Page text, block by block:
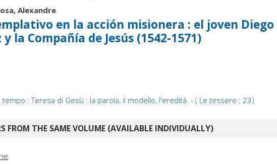
Alexandre
en la acción misionera : el joven Diego
la Compañía de Jesús (1542-1571)
: Teresa di Gesù : la parola, il modello, l'eredità. - ( Le tessere ; 23)
FROM THE SAME VOLUME (AVAILABLE INDIVIDUALLY)